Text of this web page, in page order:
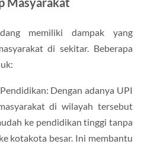
memiliki dampak yang
di sekitar. Beberapa
Dengan adanya UPI
di wilayah tersebut
ke pendidikan tinggi tanpa
kotakota besar. Ini membantu